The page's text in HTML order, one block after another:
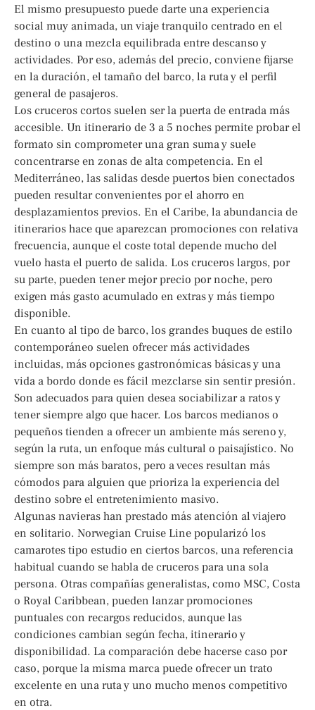
El mismo presupuesto puede darte una experiencia
social muy animada, un viaje tranquilo centrado en el
destino o una mezcla equilibrada entre descanso y
actividades. Por eso, además del precio, conviene fijarse
en la duración, el tamaño del barco, la ruta y el perfil
general de pasajeros.
Los cruceros cortos suelen ser la puerta de entrada más
accesible. Un itinerario de 3 a 5 noches permite probar el
formato sin comprometer una gran suma y suele
concentrarse en zonas de alta competencia. En el
Mediterráneo, las salidas desde puertos bien conectados
pueden resultar convenientes por el ahorro en
desplazamientos previos. En el Caribe, la abundancia de
itinerarios hace que aparezcan promociones con relativa
frecuencia, aunque el coste total depende mucho del
vuelo hasta el puerto de salida. Los cruceros largos, por
su parte, pueden tener mejor precio por noche, pero
exigen más gasto acumulado en extras y más tiempo
disponible.
En cuanto al tipo de barco, los grandes buques de estilo
contemporáneo suelen ofrecer más actividades
incluidas, más opciones gastronómicas básicas y una
vida a bordo donde es fácil mezclarse sin sentir presión.
Son adecuados para quien desea sociabilizar a ratos y
tener siempre algo que hacer. Los barcos medianos o
pequeños tienden a ofrecer un ambiente más sereno y,
según la ruta, un enfoque más cultural o paisajístico. No
siempre son más baratos, pero a veces resultan más
cómodos para alguien que prioriza la experiencia del
destino sobre el entretenimiento masivo.
Algunas navieras han prestado más atención al viajero
en solitario. Norwegian Cruise Line popularizó los
camarotes tipo estudio en ciertos barcos, una referencia
habitual cuando se habla de cruceros para una sola
persona. Otras compañías generalistas, como MSC, Costa
o Royal Caribbean, pueden lanzar promociones
puntuales con recargos reducidos, aunque las
condiciones cambian según fecha, itinerario y
disponibilidad. La comparación debe hacerse caso por
caso, porque la misma marca puede ofrecer un trato
excelente en una ruta y uno mucho menos competitivo
en otra.